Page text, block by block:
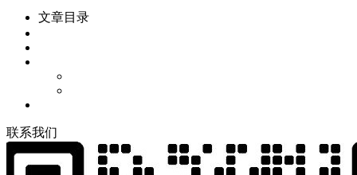
文章目录
联系我们